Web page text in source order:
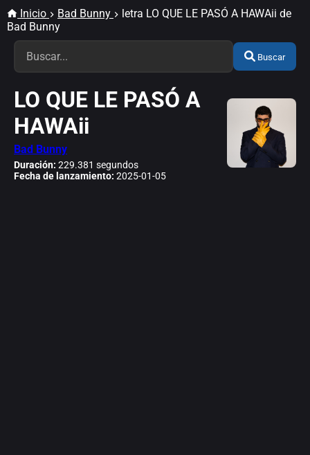
Inicio Bad Bunny
letra LO QUE LE PASÓ A HAWAii de
Bad Bunny
Buscar
LO QUE LE PASÓ A
HAWAii
Bad Bunny
Duración: 229.381 segundos
Fecha de lanzamiento: 2025-01-05